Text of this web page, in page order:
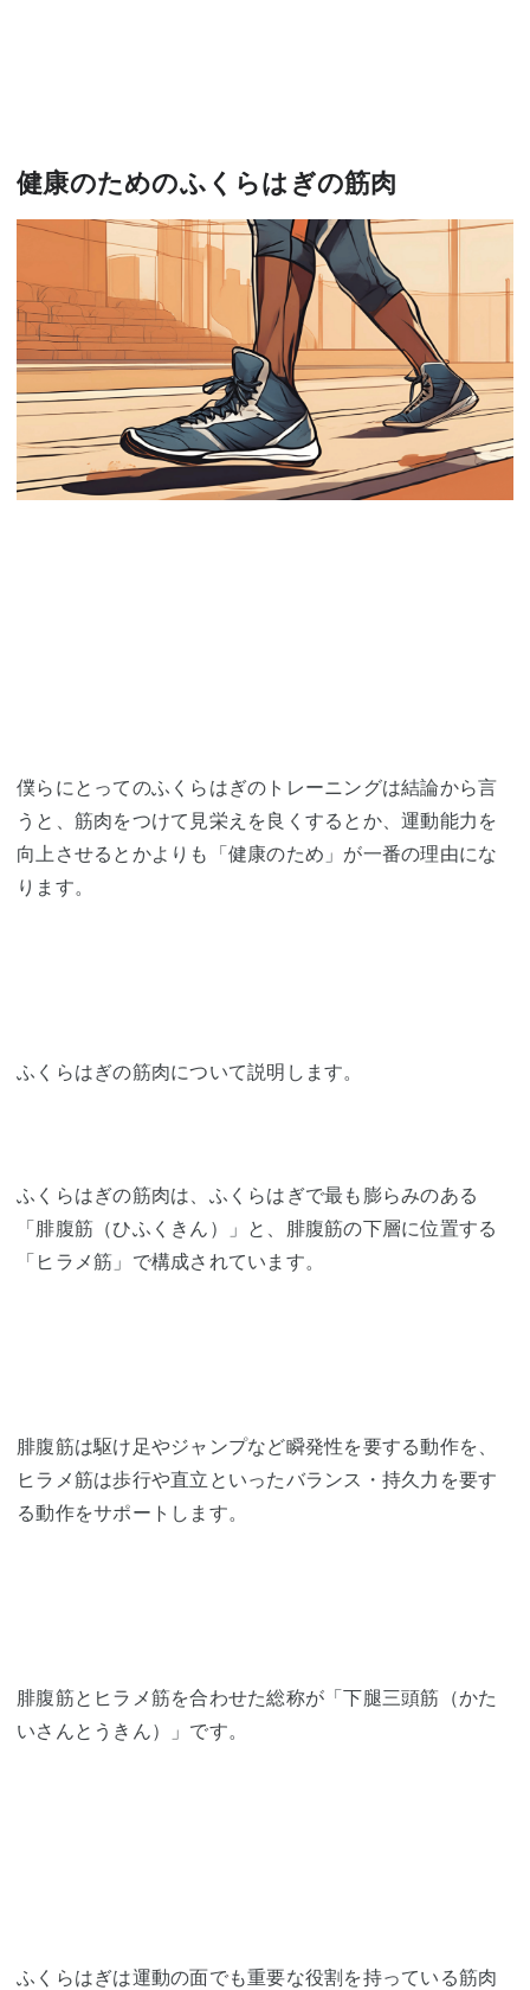
健康のためのふくらはぎの筋肉
僕らにとってのふくらはぎのトレーニングは結論から言
うと、筋肉をつけて見栄えを良くするとか、運動能力を
向上させるとかよりも「健康のため」が一番の理由にな
ります。
ふくらはぎの筋肉について説明します。
ふくらはぎの筋肉は、ふくらはぎで最も膨らみのある
「腓腹筋（ひふくきん）」と、腓腹筋の下層に位置する
「ヒラメ筋」で構成されています。
腓腹筋は駆け足やジャンプなど瞬発性を要する動作を、
ヒラメ筋は歩行や直立といったバランス・持久力を要す
る動作をサポートします。
腓腹筋とヒラメ筋を合わせた総称が「下腿三頭筋（かた
いさんとうきん）」です。
ふくらはぎは運動の面でも重要な役割を持っている筋肉